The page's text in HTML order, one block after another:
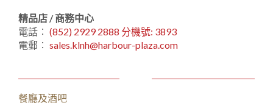
精品店 / 商務中心
電話︰ (852) 2929 2888 分機號: 3893
電郵︰ sales.klnh@harbour-plaza.com
餐廳及酒吧